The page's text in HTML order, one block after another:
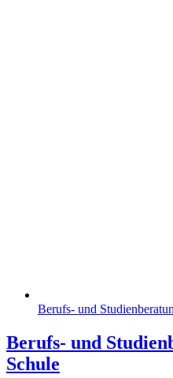
Berufs- und
Berufs- und
Schule